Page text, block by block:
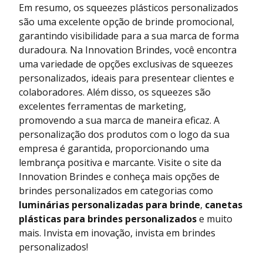
Em resumo, os squeezes plásticos personalizados
são uma excelente opção de brinde promocional,
garantindo visibilidade para a sua marca de forma
duradoura. Na Innovation Brindes, você encontra
uma variedade de opções exclusivas de squeezes
personalizados, ideais para presentear clientes e
colaboradores. Além disso, os squeezes são
excelentes ferramentas de marketing,
promovendo a sua marca de maneira eficaz. A
personalização dos produtos com o logo da sua
empresa é garantida, proporcionando uma
lembrança positiva e marcante. Visite o site da
Innovation Brindes e conheça mais opções de
brindes personalizados em categorias como
luminárias personalizadas para brinde, canetas
plásticas para brindes personalizadose muito
mais. Invista em inovação, invista em brindes
personalizados!